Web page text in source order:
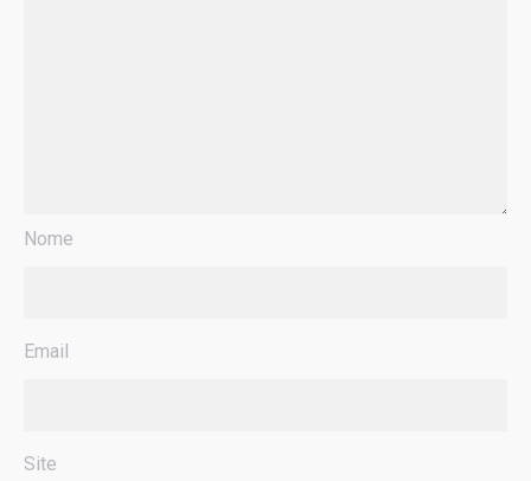
Nome
Email
Site